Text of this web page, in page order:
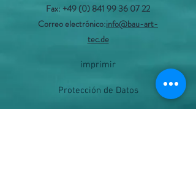
Fax: +49 (0) 841 99 36 07 22
Correo electrónico:info@bau-art-
tec.de
imprimir
Protección de Datos